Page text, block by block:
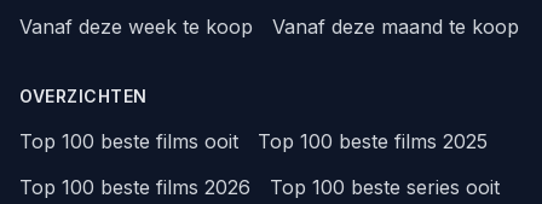
Vanaf deze week te koop
Vanaf deze maand te koop
OVERZICHTEN
Top 100 beste films ooit
Top 100 beste films 2025
Top 100 beste films 2026
Top 100 beste series ooit